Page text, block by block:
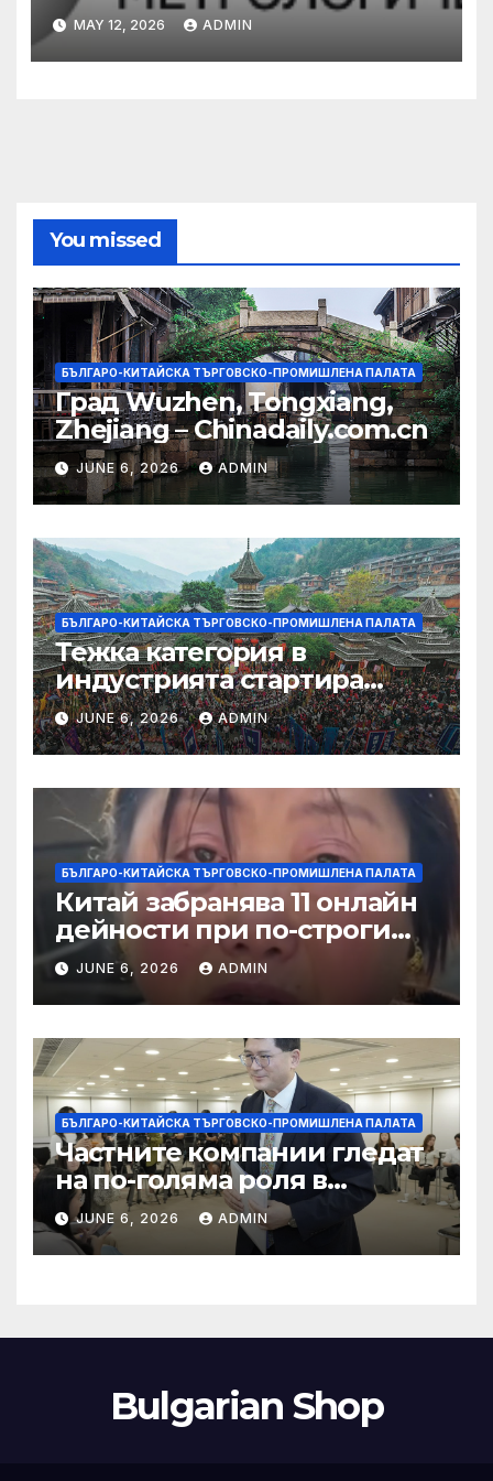
сътрудничество с турската
община
MAY 12, 2026 ADMIN
You missed
БЪЛГАРО-КИТАЙСКА ТЪРГОВСКО-ПРОМИШЛЕНА ПАЛАТА
Град Wuzhen, Tongxiang,
Zhejiang – Chinadaily.com.cn
JUNE 6, 2026 ADMIN
БЪЛГАРО-КИТАЙСКА ТЪРГОВСКО-ПРОМИШЛЕНА ПАЛАТА
Тежка категория в
индустрията стартира
алианс за космическа
слънчева енергия
JUNE 6, 2026 ADMIN
БЪЛГАРО-КИТАЙСКА ТЪРГОВСКО-ПРОМИШЛЕНА ПАЛАТА
Китай забранява 11 онлайн
дейности при по-строги
правила за ограничаване на
слуховете и
кибернасилниците
JUNE 6, 2026 ADMIN
БЪЛГАРО-КИТАЙСКА ТЪРГОВСКО-ПРОМИШЛЕНА ПАЛАТА
Частните компании гледат
на по-голяма роля в
стратегическата
енергетика
JUNE 6, 2026 ADMIN
Bulgarian Shop